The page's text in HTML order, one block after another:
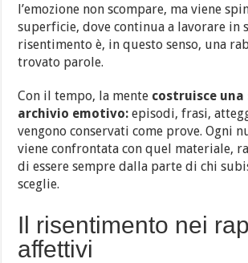
l’emozione non scompare, ma viene
superficie, dove continua a lavorare in
risentimento è, in questo senso, una
trovato parole.
Con il tempo, la mente costruisce
archivio emotivo: episodi, frasi,
vengono conservati come prove. Ogni
viene confrontata con quel materiale,
di essere sempre dalla parte di chi
sceglie.
Il risentimento nei
affettivi